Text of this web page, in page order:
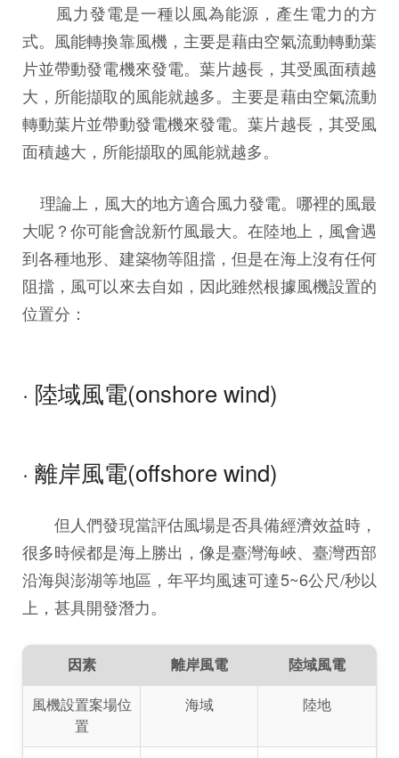
風力發電是一種以風為能源，產生電力的方
式。風能轉換靠風機，主要是藉由空氣流動轉動葉
片並帶動發電機來發電。葉片越長，其受風面積越
大，所能擷取的風能就越多。主要是藉由空氣流動
轉動葉片並帶動發電機來發電。葉片越長，其受風
面積越大，所能擷取的風能就越多。
理論上，風大的地方適合風力發電。哪裡的風最
大呢？你可能會說新竹風最大。在陸地上，風會遇
到各種地形、建築物等阻擋，但是在海上沒有任何
阻擋，風可以來去自如，因此雖然根據風機設置的
位置分：
· 陸域風電(onshore wind)
· 離岸風電(offshore wind)
但人們發現當評估風場是否具備經濟效益時，
很多時候都是海上勝出，像是臺灣海峽、臺灣西部
沿海與澎湖等地區，年平均風速可達5~6公尺/秒以
上，甚具開發潛力。
因素 離岸風電 陸域風電
風機設置案場位
置
海域 陸地